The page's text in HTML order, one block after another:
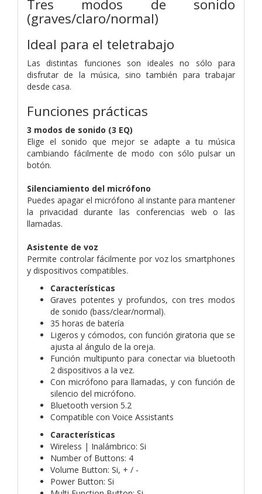
Tres modos de sonido
(graves/claro/normal)
Ideal para el teletrabajo
Las distintas funciones son ideales no sólo para
disfrutar de la música, sino también para trabajar
desde casa.
Funciones prácticas
3 modos de sonido (3 EQ)
Elige el sonido que mejor se adapte a tu música
cambiando fácilmente de modo con sólo pulsar un
botón.
Silenciamiento del micrófono
Puedes apagar el micrófono al instante para mantener
la privacidad durante las conferencias web o las
llamadas.
Asistente de voz
Permite controlar fácilmente por voz los smartphones
y dispositivos compatibles.
Características
Graves potentes y profundos, con tres modos
de sonido (bass/clear/normal).
35 horas de batería
Ligeros y cómodos, con función giratoria que se
ajusta al ángulo de la oreja.
Función multipunto para conectar via bluetooth
2 dispositivos a la vez.
Con micrófono para llamadas, y con función de
silencio del micrófono.
Bluetooth version 5.2
Compatible con Voice Assistants
Características
Wireless | Inalámbrico: Si
Number of Buttons: 4
Volume Button: Si, + / -
Power Button: Si